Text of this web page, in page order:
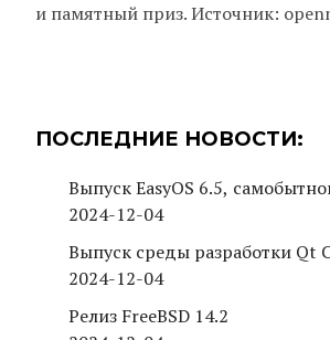
и памятный приз. Источник:
ПОСЛЕДНИЕ НОВОСТИ:
Выпуск EasyOS 6.5,
2024-12-04
Выпуск среды разработки Qt
2024-12-04
Релиз FreeBSD 14.2